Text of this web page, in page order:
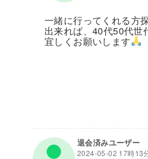
一緒に行ってくれる方
出来れば、40代50代世
宜しくお願いします
退会済みユーザー
2024-05-02 17時13